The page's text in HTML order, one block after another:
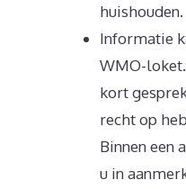
huishouden.
Informatie
WMO-loket.
kort
recht op
Binnen een
u in